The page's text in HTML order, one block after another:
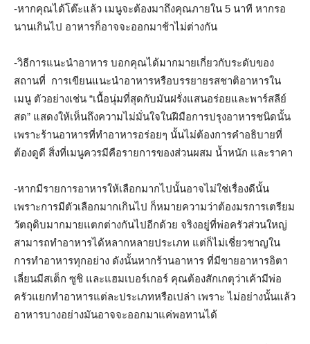
-หากคุณได้โต๊ะแล้ว เมนูจะต้องมาถึงคุณภายใน 5 นาที หากรอ
นานเกินไป อาหารก็อาจจะออกมาช้าไม่ต่างกัน
-วิธีการแนะนำอาหาร บอกคุณได้มากมายเกี่ยวกับระดับของ
สถานที่ การเขียนแนะนำอาหารหรือบรรยายรสชาติอาหารใน
เมนู ตัวอย่างเช่น “เนื้อนุ่มที่สุดกับมันฝรั่งแสนอร่อยและพาร์สลีย์
สด” แสดงให้เห็นถึงความไม่มั่นใจในฝีมือการปรุงอาหารชนิดนั้น
เพราะร้านอาหารที่ทำอาหารอร่อยๆ นั้นไม่ต้องการคำอธิบายที่
ต้องดูดี สิ่งที่เมนูควรมีคือรายการของส่วนผสม น้ำหนัก และราคา
-หากมีรายการอาหารให้เลือกมากไปนั้นอาจไม่ใช่เรื่องดีนั้น
เพราะการมีตัวเลือกมากเกินไป ก็หมายความว่าต้องมรการเตรียม
วัตถุดิบมากมายแตกต่างกันไปอีกด้วย จริงอยู่ที่พ่อครัวส่วนใหญ่
สามารถทำอาหารได้หลากหลายประเภท แต่ก็ไม่เชี่ยวชาญใน
การทำอาหารทุกอย่าง ดังนั้นหากร้านอาหาร ที่มีขายอาหารอิตา
เลี่ยนมีสเต็ก ซูชิ และแฮมเบอร์เกอร์ คุณต้องสักเกตุว่าเค้ามีพ่อ
ครัวแยกทำอาหารแต่ละประเภทหรือเปล่า เพราะ ไม่อย่างนั้นแล้ว
อาหารบางอย่างมันอาจจะออกมาแค่พอทานได้